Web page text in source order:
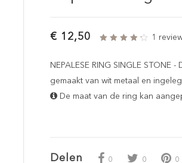
€ 12,50 1
NEPALESE RING SINGLE
gemaakt van wit metaal en
De maat van de ring kan
Delen 0 0 0